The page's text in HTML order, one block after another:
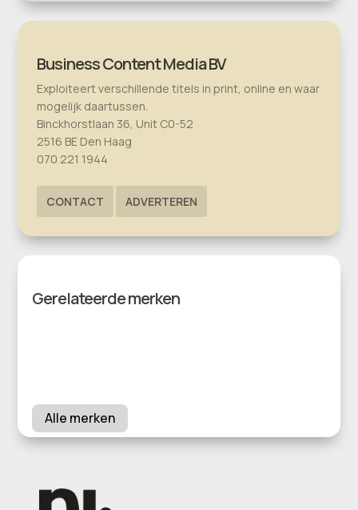
Business Content Media BV
Exploiteert verschillende titels in print, online en waar
mogelijk daartussen.
Binckhorstlaan 36, Unit C0-52
2516 BE Den Haag
070 221 1944
CONTACT ADVERTEREN
Gerelateerde merken
Alle merken